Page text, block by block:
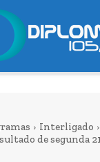
Interligado
de segunda